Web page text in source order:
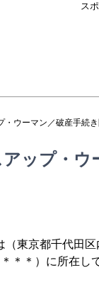
ス
・ウーマン／破産手続
アップ・
（東京都千代田
＊＊）に所在し